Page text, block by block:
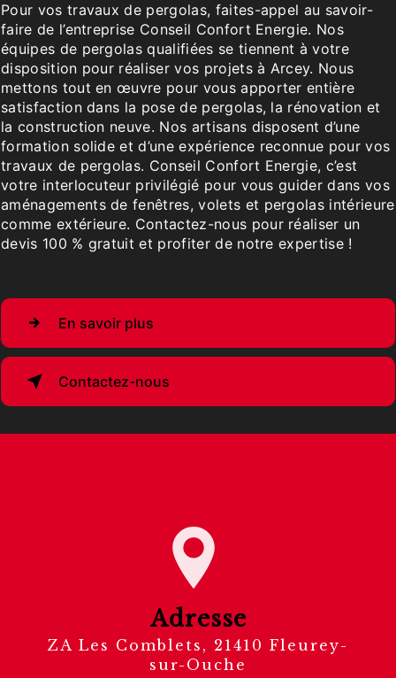
Pour vos travaux de pergolas, faites-appel au savoir-
faire de l’entreprise Conseil Confort Energie. Nos
équipes de pergolas qualifiées se tiennent à votre
disposition pour réaliser vos projets à Arcey. Nous
mettons tout en œuvre pour vous apporter entière
satisfaction dans la pose de pergolas, la rénovation et
la construction neuve. Nos artisans disposent d’une
formation solide et d’une expérience reconnue pour vos
travaux de pergolas. Conseil Confort Energie, c’est
votre interlocuteur privilégié pour vous guider dans vos
aménagements de fenêtres, volets et pergolas intérieure
comme extérieure. Contactez-nous pour réaliser un
devis 100 % gratuit et profiter de notre expertise !
En savoir plus
Contactez-nous
Adresse
ZA Les Comblets, 21410 Fleurey-
sur-Ouche